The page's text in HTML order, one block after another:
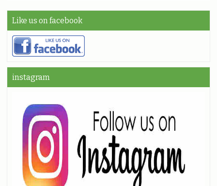
Like us on facebook
instagram